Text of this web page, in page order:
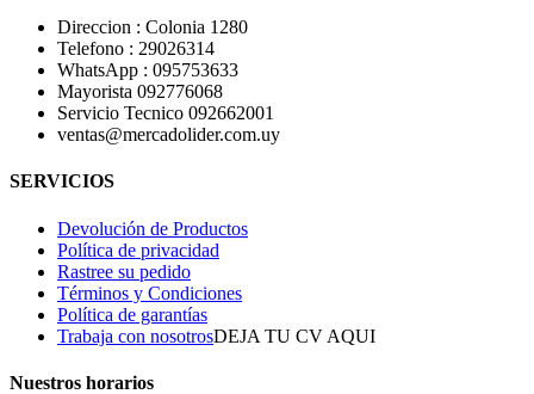
Direccion : Colonia 1280
Telefono : 29026314
WhatsApp : 095753633
Mayorista 092776068
Servicio Tecnico 092662001
ventas@mercadolider.com.uy
SERVICIOS
Devolución de Productos
Política de privacidad
Rastree su pedido
Términos y Condiciones
Política de garantías
Trabaja con nosotrosDEJA TU CV AQUI
Nuestros horarios